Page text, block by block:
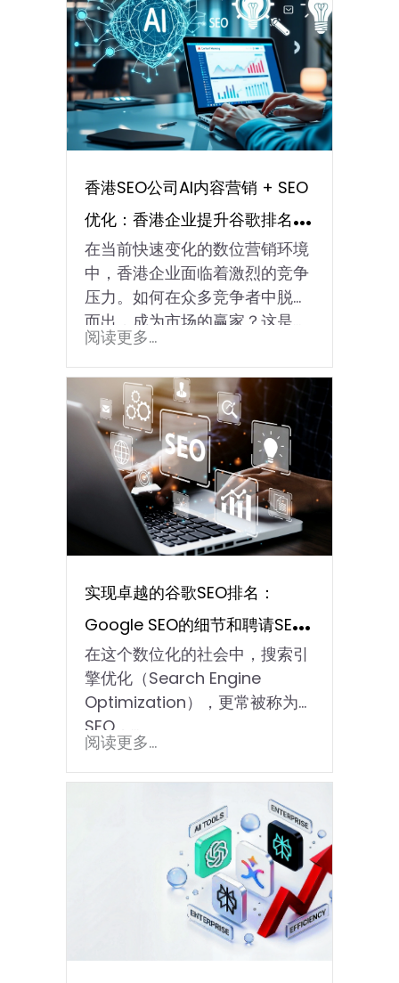
香港SEO公司AI内容营销 + SEO
优化：香港企业提升谷歌排名的
最佳组合？
在当前快速变化的数位营销环境
中，香港企业面临着激烈的竞争
压力。如何在众多竞争者中脱颖
而出，成为市场的赢家？这是…
阅读更多...
实现卓越的谷歌SEO排名：
Google SEO的细节和聘请SEO
公司的主要优势
在这个数位化的社会中，搜索引
擎优化（Search Engine
Optimization），更常被称为
SEO，…
阅读更多...